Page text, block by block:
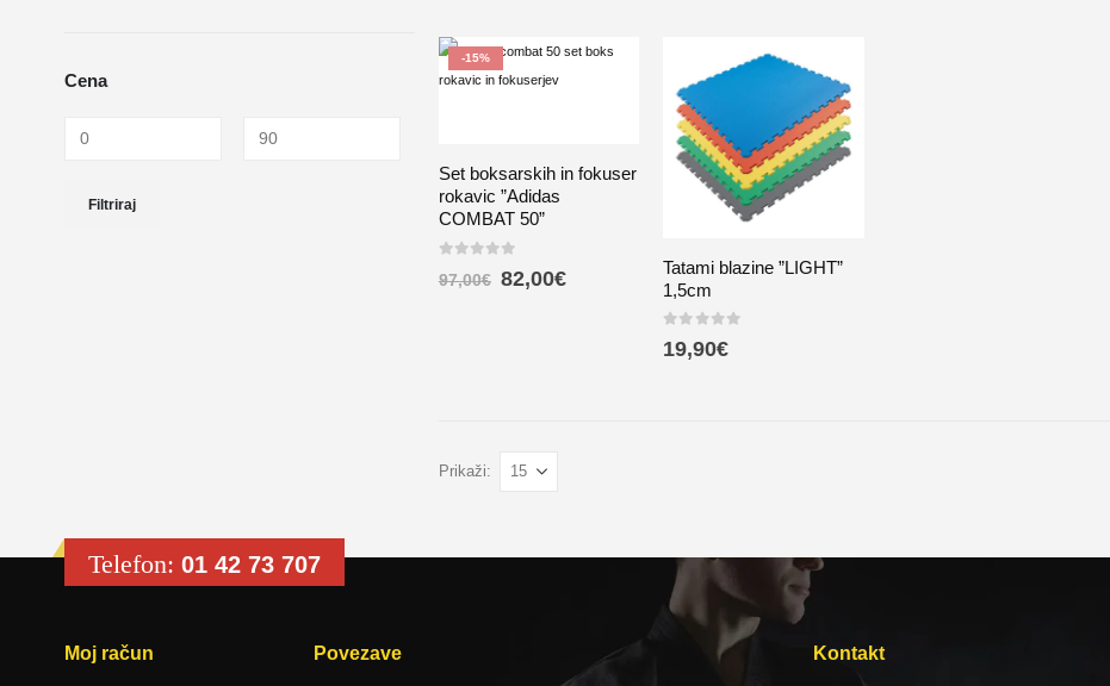
-15%
Set boksarskih in fokuser
rokavic ”Adidas
COMBAT 50”
97,00€ 82,00€
Tatami blazine ”LIGHT”
1,5cm
19,90€
Prikaži:
Cena
Filtriraj
Telefon: 01 42 73 707
Moj račun Povezave Kontakt